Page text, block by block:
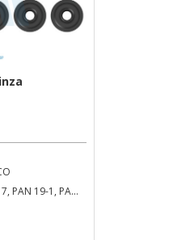
PAN 19-1, PA...